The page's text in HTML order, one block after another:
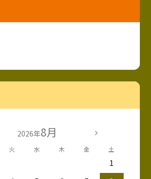
2026年8月
火 水 木 金 土
1